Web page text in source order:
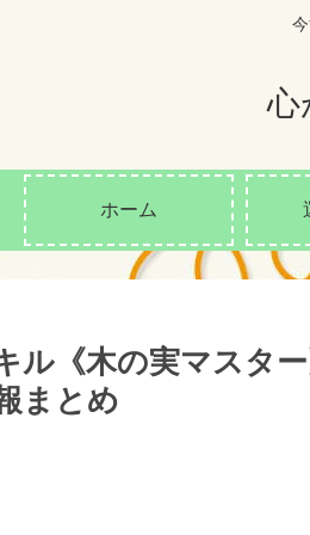
心
ホーム
ル《木の実マスタ
まとめ